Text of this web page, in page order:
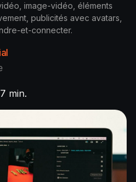
image-vidéo, éléments
publicités avec avatars,
et-connecter.
7 min.